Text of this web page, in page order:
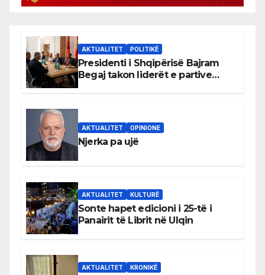
AKTUALITET POLITIKË
Presidenti i Shqipërisë Bajram
Begaj takon liderët e partive
AKTUALITET OPINIONE
Njerka pa ujë
AKTUALITET KULTURË
Sonte hapet edicioni i 25-të i
Panairit të Librit në Ulqin
AKTUALITET KRONIKË